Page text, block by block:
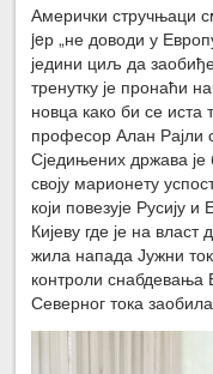
Амерички стручњаци
jeр „не доводи у
једини циљ да
тренутку је пронаћи
новца како би се иста
професор Алан Рајли
Сједињених држава
своју марионету
који повезује Русију
Кијеву где је на
жила напада Јужни
контроли снабдевања
Северног тока